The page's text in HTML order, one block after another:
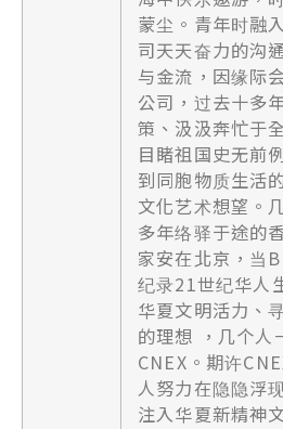
蒙尘。青年时融
司天天奋力的沟
与金流，因缘际
公司，过去十多
策、汲汲奔忙于
目睹祖国史无前
到同胞物质生活
文化艺术想望。
多年络驿于途的
家安在北京，当
纪录21世纪华人
华夏文明活力、
的理想 ，几个人
CNEX。期许
人努力在隐隐浮
注入华夏新精神